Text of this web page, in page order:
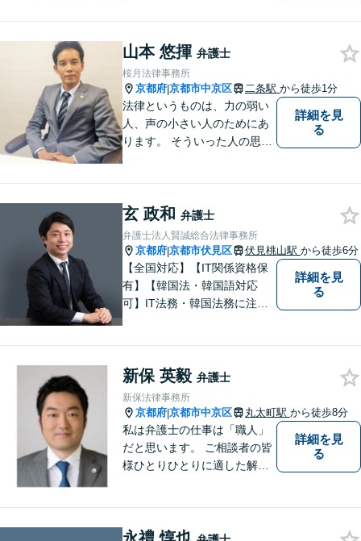
山本 悠揮 弁護士
桜月法律事務所
京都府|京都市中京区 二条駅 から徒歩1分
法律というものは、力の弱い
人、声の小さい人のためにあ
ります。 そういった人の思い
目指します。
詳細を見
る
玄 政和 弁護士
弁護士法人賢誠総合法律事務所
京都府|京都市伏見区 伏見桃山駅 から徒歩6分
【全国対応】【IT関係資格保
有】【韓国法・韓国語対応
可】IT法務・韓国法務に注力
詳細を見
る
新保 英毅 弁護士
新保法律事務所
京都府|京都市中京区 丸太町駅 から徒歩8分
私は弁護士の仕事は「職人」
だと思います。 ご相談者の皆
様ひとりひとりに適した解決
詳細を見
る